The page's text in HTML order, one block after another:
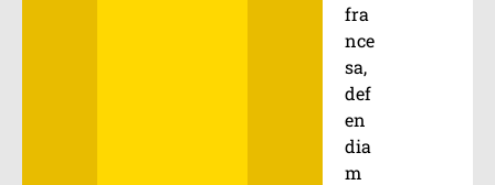
fra
nce
sa,
def
en
dia
m